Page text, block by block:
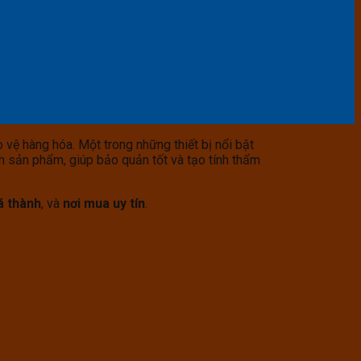
hàng hóa. Một trong những thiết bị nổi bật
sản phẩm, giúp bảo quản tốt và tạo tính thẩm
thành, và nơi mua uy tín.